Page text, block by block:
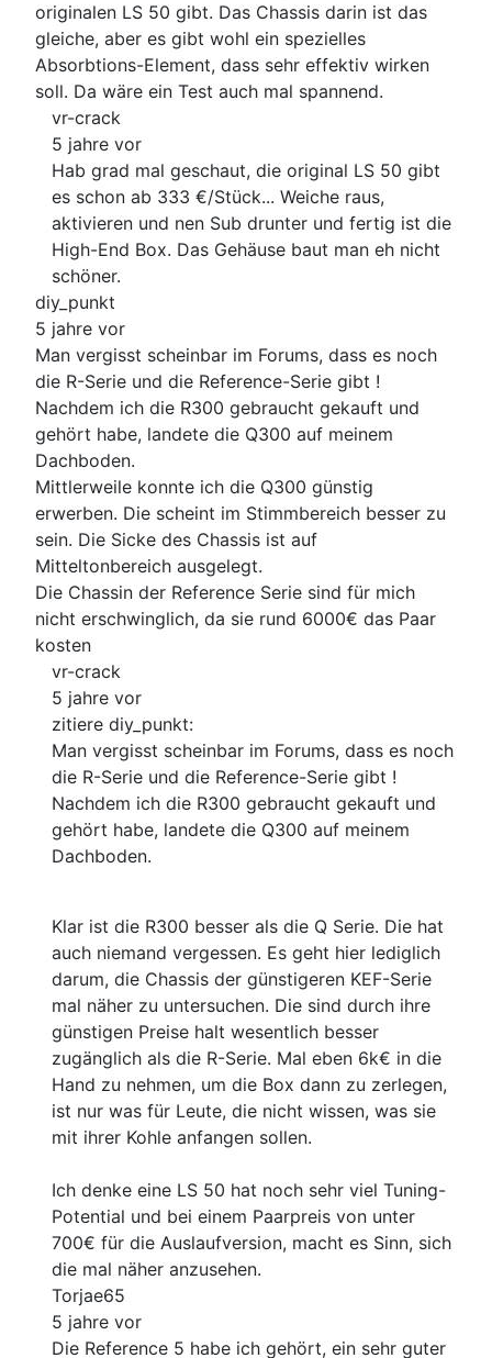
originalen LS 50 gibt. Das Chassis darin ist das
gleiche, aber es gibt wohl ein spezielles
Absorbtions-Element, dass sehr effektiv wirken
soll. Da wäre ein Test auch mal spannend.
vr-crack
5 jahre vor
Hab grad mal geschaut, die original LS 50 gibt
es schon ab 333 €/Stück... Weiche raus,
aktivieren und nen Sub drunter und fertig ist die
High-End Box. Das Gehäuse baut man eh nicht
schöner.
diy_punkt
5 jahre vor
Man vergisst scheinbar im Forums, dass es noch
die R-Serie und die Reference-Serie gibt !
Nachdem ich die R300 gebraucht gekauft und
gehört habe, landete die Q300 auf meinem
Dachboden.
Mittlerweile konnte ich die Q300 günstig
erwerben. Die scheint im Stimmbereich besser zu
sein. Die Sicke des Chassis ist auf
Mitteltonbereich ausgelegt.
Die Chassin der Reference Serie sind für mich
nicht erschwinglich, da sie rund 6000€ das Paar
kosten
vr-crack
5 jahre vor
zitiere diy_punkt:
Man vergisst scheinbar im Forums, dass es noch
die R-Serie und die Reference-Serie gibt !
Nachdem ich die R300 gebraucht gekauft und
gehört habe, landete die Q300 auf meinem
Dachboden.
Klar ist die R300 besser als die Q Serie. Die hat
auch niemand vergessen. Es geht hier lediglich
darum, die Chassis der günstigeren KEF-Serie
mal näher zu untersuchen. Die sind durch ihre
günstigen Preise halt wesentlich besser
zugänglich als die R-Serie. Mal eben 6k€ in die
Hand zu nehmen, um die Box dann zu zerlegen,
ist nur was für Leute, die nicht wissen, was sie
mit ihrer Kohle anfangen sollen.
Ich denke eine LS 50 hat noch sehr viel Tuning-
Potential und bei einem Paarpreis von unter
700€ für die Auslaufversion, macht es Sinn, sich
die mal näher anzusehen.
Torjae65
5 jahre vor
Die Reference 5 habe ich gehört, ein sehr guter